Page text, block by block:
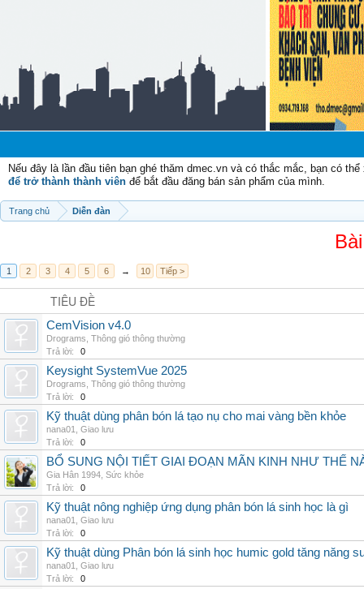
Nếu đây là lần đầu tiên bạn ghé thăm dmec.vn và có thắc mắc, bạn có
để trở thành thành viên để bắt đầu đăng bán sản phẩm của mình.
Trang chủ Diễn đàn
1 2 3 4 5 6 → 10 Tiếp >
TIÊU ĐỀ
CemVision v4.0
Drograms Thông gió thông thường
Trả lời:
0
Keysight SystemVue 2025
Drograms Thông gió thông thường
Trả lời:
0
Kỹ thuật dùng phân bón lá tạo nụ cho mai vàng bền khỏe
nana01
Giao lưu
Trả lời:
0
BỔ SUNG NỘI TIẾT GIAI ĐOẠN MÃN KINH NHƯ THẾ
Gia Hân 1994 Sức khỏe
Trả lời:
0
Kỹ thuật nông nghiệp ứng dụng phân bón lá sinh học là gì
nana01
Giao lưu
Trả lời:
0
Kỹ thuật dùng Phân bón lá sinh học humic gold tăng năng
nana01
Giao lưu
Trả lời:
0